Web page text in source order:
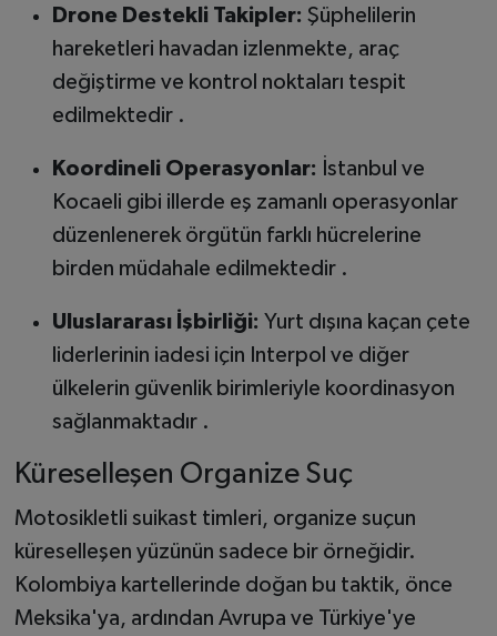
Drone Destekli Takipler: Şüphelilerin
hareketleri havadan izlenmekte, araç
değiştirme ve kontrol noktaları tespit
edilmektedir .
Koordineli Operasyonlar: İstanbul ve
Kocaeli gibi illerde eş zamanlı operasyonlar
düzenlenerek örgütün farklı hücrelerine
birden müdahale edilmektedir .
Uluslararası İşbirliği: Yurt dışına kaçan çete
liderlerinin iadesi için Interpol ve diğer
ülkelerin güvenlik birimleriyle koordinasyon
sağlanmaktadır .
Küreselleşen Organize Suç
Motosikletli suikast timleri, organize suçun
küreselleşen yüzünün sadece bir örneğidir.
Kolombiya kartellerinde doğan bu taktik, önce
Meksika'ya, ardından Avrupa ve Türkiye'ye